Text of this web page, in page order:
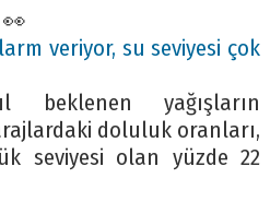
veriyor, su seviyesi çok
beklenen yağışların
doluluk oranları,
seviyesi olan yüzde 22